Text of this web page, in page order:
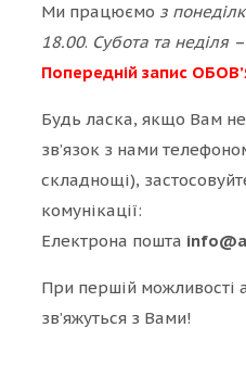
Ми працюємо з
18.00. Субота та неділя –
Попередній запис
Будь ласка, якщо Вам
зв’язок з нами
складнощі),
комунікації:
Електрона пошта
При першій можливості
зв’яжуться з Вами!